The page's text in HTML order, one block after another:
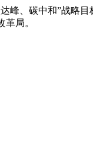
峰、碳中和”战略
局。